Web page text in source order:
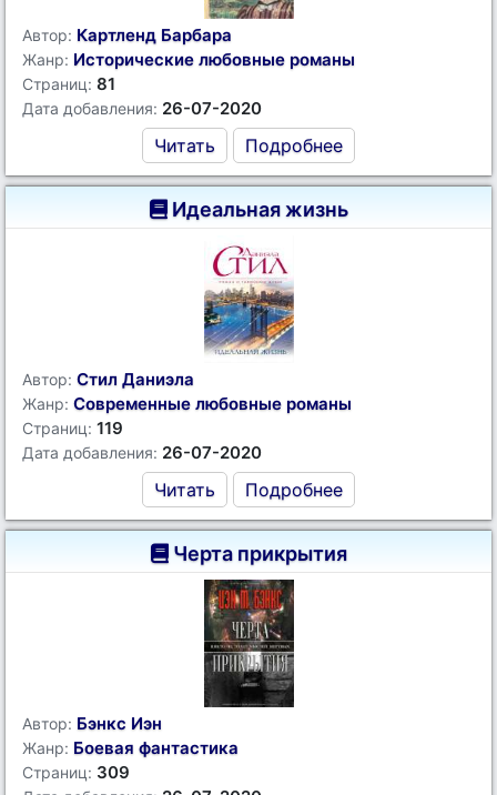
Автор: Картленд Барбара
Жанр: Исторические любовные романы
Страниц: 81
Дата добавления: 26-07-2020
Читать Подробнее
Идеальная жизнь
Автор: Стил Даниэла
Жанр: Современные любовные романы
Страниц: 119
Дата добавления: 26-07-2020
Читать Подробнее
Черта прикрытия
Автор: Бэнкс Иэн
Жанр: Боевая фантастика
Страниц: 309